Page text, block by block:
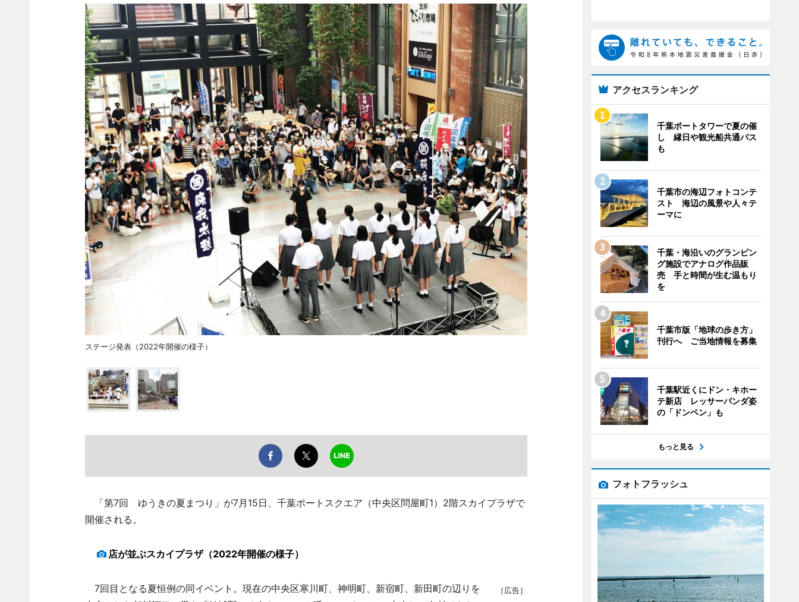
ステージ発表（2022年開催の様子）
「第7回 ゆうきの夏まつり」が7月15日、千葉ポートスクエア（中央区問屋町1）2階スカイプラザで
開催される。
店が並ぶスカイプラザ（2022年開催の様子）
［広告］
7回目となる夏恒例の同イベント。現在の中央区寒川町、神明町、新宿町、新田町の辺りを
アクセスランキング
千葉ポートタワーで夏の催
し 縁日や観光船共通パス
も
千葉市の海辺フォトコンテ
スト 海辺の風景や人々テ
ーマに
千葉・海沿いのグランピン
グ施設でアナログ作品販
売 手と時間が生む温もり
を
千葉市版「地球の歩き方」
刊行へ ご当地情報を募集
千葉駅近くにドン・キホー
テ新店 レッサーパンダ姿
の「ドンペン」も
もっと見る
フォトフラッシュ